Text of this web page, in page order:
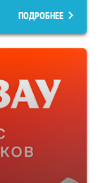
ПОДРОБНЕЕ